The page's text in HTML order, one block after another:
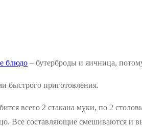
блюдо – бутерброды и яичница,
быстрого приготовления.
всего 2 стакана муки, по 2
Все составляющие смешиваются и